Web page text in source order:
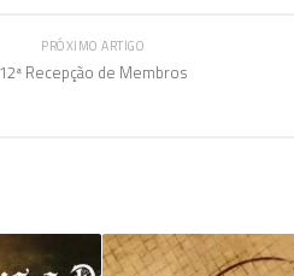
PRÓXIMO ARTIGO
12ª Recepção de Membros